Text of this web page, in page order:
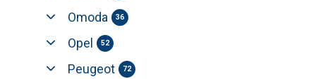
Omoda 36
Opel 52
Peugeot 72